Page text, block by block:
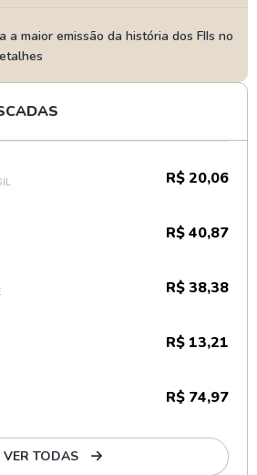
a maior emissão da história dos FIIs no
R$ 20,06
R$ 40,87
R$ 38,38
R$ 13,21
R$ 74,97
VER TODAS